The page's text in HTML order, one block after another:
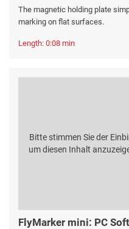
The magnetic holding plate
marking on flat surfaces.
Length: 0:08 min
Bitte stimmen Sie der
um diesen Inhalt
FlyMarker mini: PC